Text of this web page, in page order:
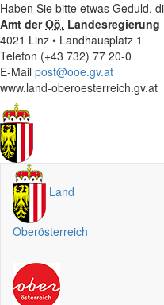
Haben Sie bitte etwas Geduld,
Amt derOö. Landesregierung
4021 Linz • Landhausplatz 1
Telefon (+43 732) 77 20-0
E-Mail post@ooe.gv.at
www.land-oberoesterreich.gv.at
Land
Oberösterreich